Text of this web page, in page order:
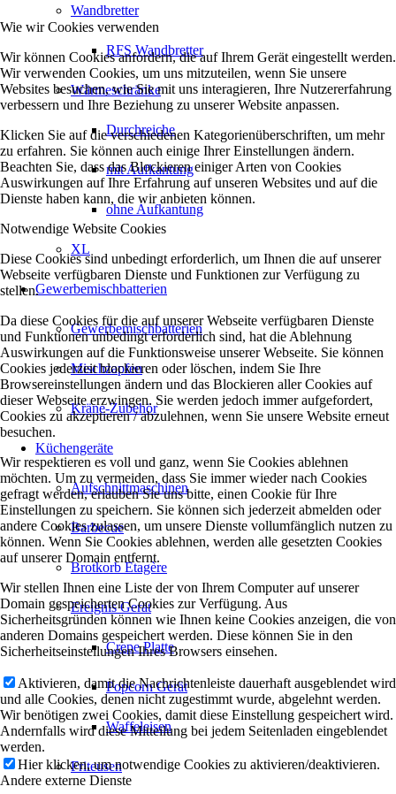
Wandbretter
RFS Wandbretter
Wärmeschränke
Durchreiche
mit Aufkantung
ohne Aufkantung
XL
Gewerbemischbatterien
Gewerbemischbatterien
Mischzapfen
Kräne-Zubehör
Küchengeräte
Aufschnittmaschinen
Barbecue
Brotkorb Etagère
Ereignis Gerät
Crepe Platte
Popcorn Gerät
Waffeleisen
Friteusen
Wie wir Cookies verwenden
Wir können Cookies anfordern, die auf Ihrem Gerät eingestellt werden.
Wir verwenden Cookies, um uns mitzuteilen, wenn Sie unsere
Websites besuchen, wie Sie mit uns interagieren, Ihre Nutzererfahrung
verbessern und Ihre Beziehung zu unserer Website anpassen.
Klicken Sie auf die verschiedenen Kategorienüberschriften, um mehr
zu erfahren. Sie können auch einige Ihrer Einstellungen ändern.
Beachten Sie, dass das Blockieren einiger Arten von Cookies
Auswirkungen auf Ihre Erfahrung auf unseren Websites und auf die
Dienste haben kann, die wir anbieten können.
Notwendige Website Cookies
Diese Cookies sind unbedingt erforderlich, um Ihnen die auf unserer
Webseite verfügbaren Dienste und Funktionen zur Verfügung zu
stellen.
Da diese Cookies für die auf unserer Webseite verfügbaren Dienste
und Funktionen unbedingt erforderlich sind, hat die Ablehnung
Auswirkungen auf die Funktionsweise unserer Webseite. Sie können
Cookies jederzeit blockieren oder löschen, indem Sie Ihre
Browsereinstellungen ändern und das Blockieren aller Cookies auf
dieser Webseite erzwingen. Sie werden jedoch immer aufgefordert,
Cookies zu akzeptieren / abzulehnen, wenn Sie unsere Website erneut
besuchen.
Wir respektieren es voll und ganz, wenn Sie Cookies ablehnen
möchten. Um zu vermeiden, dass Sie immer wieder nach Cookies
gefragt werden, erlauben Sie uns bitte, einen Cookie für Ihre
Einstellungen zu speichern. Sie können sich jederzeit abmelden oder
andere Cookies zulassen, um unsere Dienste vollumfänglich nutzen zu
können. Wenn Sie Cookies ablehnen, werden alle gesetzten Cookies
auf unserer Domain entfernt.
Wir stellen Ihnen eine Liste der von Ihrem Computer auf unserer
Domain gespeicherten Cookies zur Verfügung. Aus
Sicherheitsgründen können wie Ihnen keine Cookies anzeigen, die von
anderen Domains gespeichert werden. Diese können Sie in den
Sicherheitseinstellungen Ihres Browsers einsehen.
Aktivieren, damit die Nachrichtenleiste dauerhaft ausgeblendet wird
und alle Cookies, denen nicht zugestimmt wurde, abgelehnt werden.
Wir benötigen zwei Cookies, damit diese Einstellung gespeichert wird.
Andernfalls wird diese Mitteilung bei jedem Seitenladen eingeblendet
werden.
Hier klicken, um notwendige Cookies zu aktivieren/deaktivieren.
Andere externe Dienste